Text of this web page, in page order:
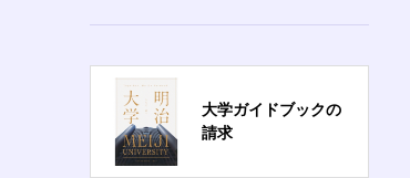
大学ガイドブックの
請求